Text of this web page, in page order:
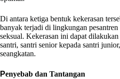
Di antara ketiga bentuk kekerasan
banyak terjadi di lingkungan pesantren
seksual. Kekerasan ini dapat
santri, santri senior kepada santri
seangkatan.
Penyebab dan Tantangan